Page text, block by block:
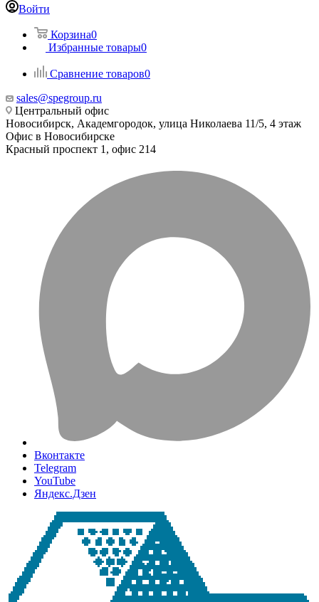
Войти
Корзина0
Избранные товары0
Сравнение товаров0
sales@spegroup.ru
Центральный офис
Новосибирск, Академгородок, улица Николаева 11/5, 4 этаж
Офис в Новосибирске
Красный проспект 1, офис 214
Вконтакте
Telegram
YouTube
Яндекс.Дзен